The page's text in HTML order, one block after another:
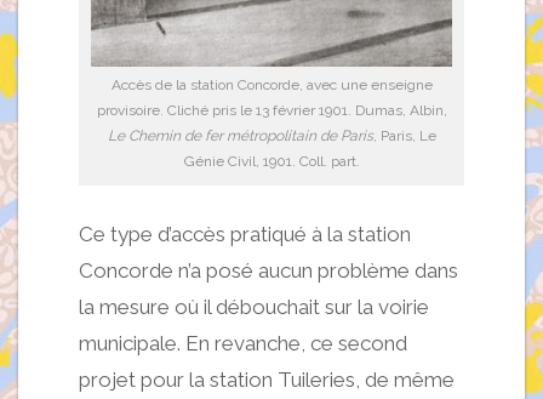
Accès de la station Concorde, avec une enseigne
provisoire. Cliché pris le 13 février 1901. Dumas, Albin,
Le Chemin de fer métropolitain de Paris, Paris, Le
Génie Civil, 1901. Coll. part.
Ce type d’accès pratiqué à la station
Concorde n’a posé aucun problème dans
la mesure où il débouchait sur la voirie
municipale. En revanche, ce second
projet pour la station Tuileries, de même